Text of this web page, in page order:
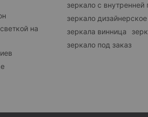
на
зеркало с внутренней
зеркало дизайнерское
зеркала винница
зеркало под заказ